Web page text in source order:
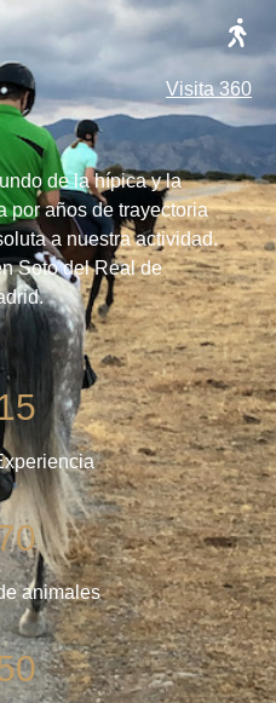
Visita 360
de la hípica y la
por años de trayectoria
a nuestra actividad.
Soto del Real de
animales